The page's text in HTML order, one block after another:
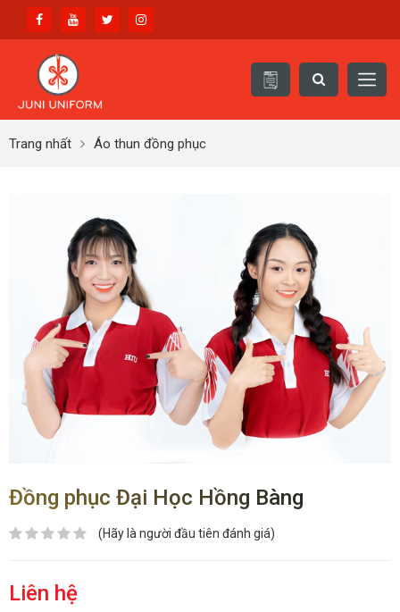
Trang nhất Áo thun đồng phục
Đồng phục Đại Học Hồng Bàng
(Hãy là người đầu tiên đánh giá)
Liên hệ